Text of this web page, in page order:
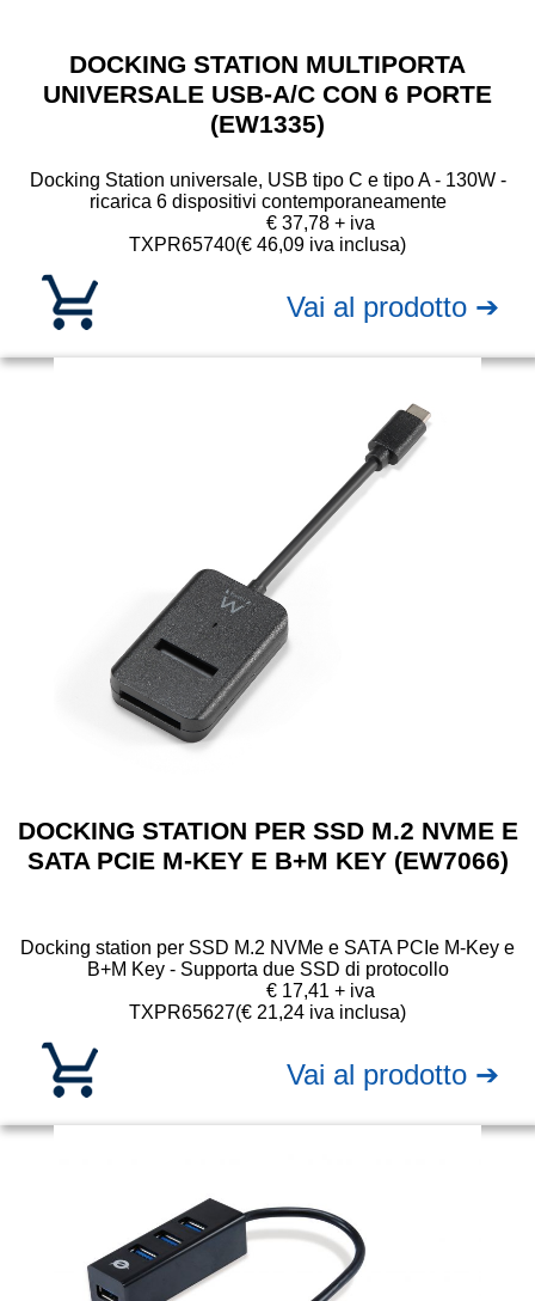
DOCKING STATION MULTIPORTA
UNIVERSALE USB-A/C CON 6 PORTE
(EW1335)
Docking Station universale, USB tipo C e tipo A - 130W -
ricarica 6 dispositivi contemporaneamente
TXPR65740
€ 37,78 + iva
(€ 46,09 iva inclusa)
Vai al prodotto ➔
DOCKING STATION PER SSD M.2 NVME E
SATA PCIE M-KEY E B+M KEY (EW7066)
Docking station per SSD M.2 NVMe e SATA PCIe M-Key e
B+M Key - Supporta due SSD di protocollo
TXPR65627
€ 17,41 + iva
(€ 21,24 iva inclusa)
Vai al prodotto ➔